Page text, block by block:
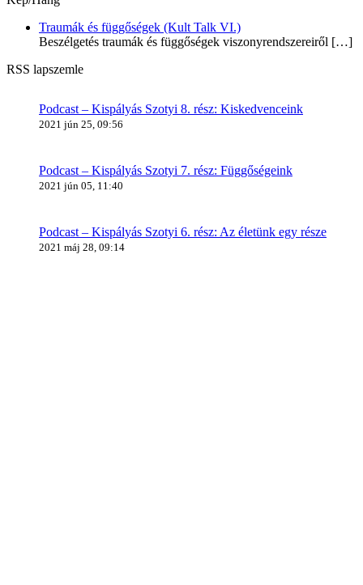
Traumák és függőségek (Kult Talk VI.)
Beszélgetés traumák és függőségek viszonyrendszereiről […]
RSS lapszemle
Podcast – Kispályás Szotyi 8. rész: Kiskedvenceink
2021 jún 25, 09:56
Podcast – Kispályás Szotyi 7. rész: Függőségeink
2021 jún 05, 11:40
Podcast – Kispályás Szotyi 6. rész: Az életünk egy része
2021 máj 28, 09:14